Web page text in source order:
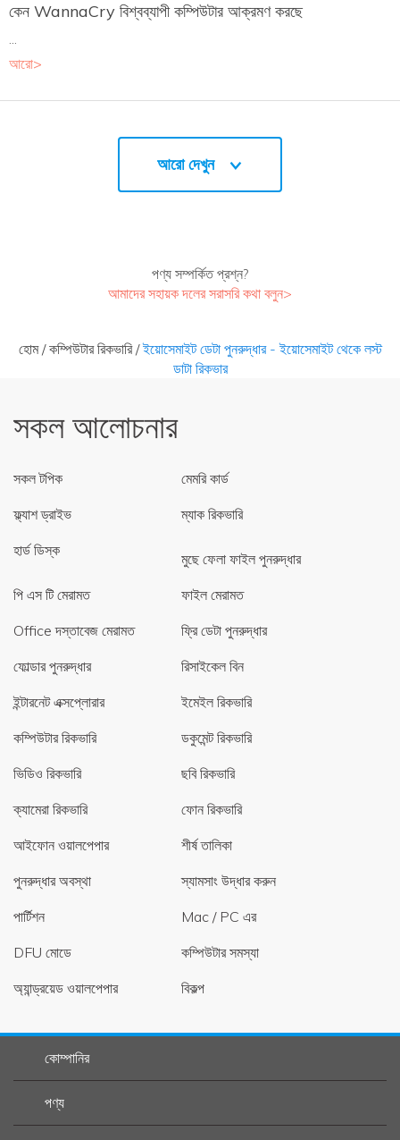
কেন WannaCry বিশ্বব্যাপী কম্পিউটার আক্রমণ করছে
...
আরো>
আরো দেখুন
পণ্য সম্পর্কিত প্রশ্ন?
আমাদের সহায়ক দলের সরাসরি কথা বলুন>
হোম/কম্পিউটার রিকভারি/ইয়োসেমাইট ডেটা পুনরুদ্ধার - ইয়োসেমাইট থেকে লস্ট
ডাটা রিকভার
সকল আলোচনার
সকল টপিক
মেমরি কার্ড
ফ্ল্যাশ ড্রাইভ
ম্যাক রিকভারি
হার্ড ডিস্ক
মুছে ফেলা ফাইল পুনরুদ্ধার
পি এস টি মেরামত
ফাইল মেরামত
Office দস্তাবেজ মেরামত
ফ্রি ডেটা পুনরুদ্ধার
ফোল্ডার পুনরুদ্ধার
রিসাইকেল বিন
ইন্টারনেট এক্সপ্লোরার
ইমেইল রিকভারি
কম্পিউটার রিকভারি
ডকুমেন্ট রিকভারি
ভিডিও রিকভারি
ছবি রিকভারি
ক্যামেরা রিকভারি
ফোন রিকভারি
আইফোন ওয়ালপেপার
শীর্ষ তালিকা
পুনরুদ্ধার অবস্থা
স্যামসাং উদ্ধার করুন
পার্টিশন
Mac / PC এর
DFU মোডে
কম্পিউটার সমস্যা
অ্যান্ড্রয়েড ওয়ালপেপার
বিকল্প
কোম্পানির
পণ্য